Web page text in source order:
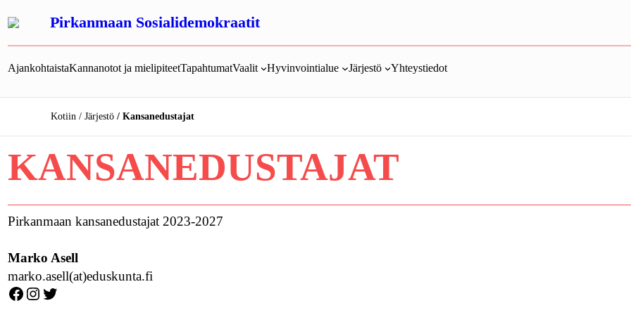
sisältöön
Pirkanmaan Sosialidemokraatit
AjankohtaistaKannanotot ja mielipiteetTapahtumatVaalit Hyvinvointialue Järjestö Yhteystiedot
Kotiin Järjestö Kansanedustajat
KANSANEDUSTAJAT
Pirkanmaan kansanedustajat 2023-2027
Marko Asell
marko.asell(at)eduskunta.fi
Facebook
Instagram
Twitter